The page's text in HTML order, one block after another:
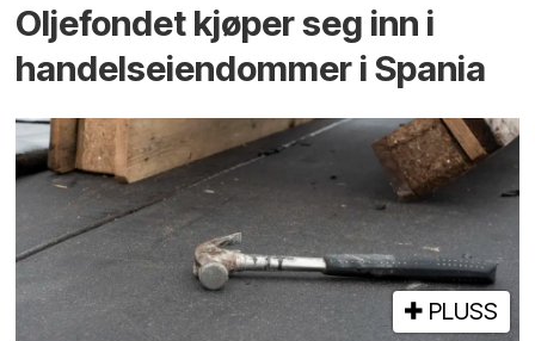
Oljefondet kjøper seg inn i
handels­eiendommer i Spania
PLUSS